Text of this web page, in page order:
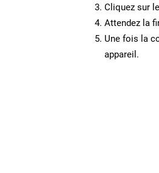
Cliquez sur
Attendez la
Une fois la
appareil.